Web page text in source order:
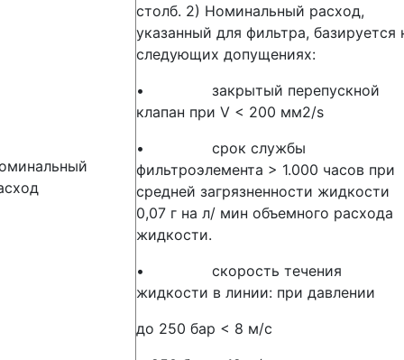
столб. 2) Номинальный расход,
указанный для фильтра, базируется
следующих допущениях:
• закрытый перепускной
клапан при V < 200 мм2/s
• срок службы
фильтроэлемента > 1.000 часов при
средней загрязненности жидкости
0,07 г на л/ мин объемного расхода
жидкости.
• скорость течения
жидкости в линии: при давлении
до 250 бар < 8 м/с